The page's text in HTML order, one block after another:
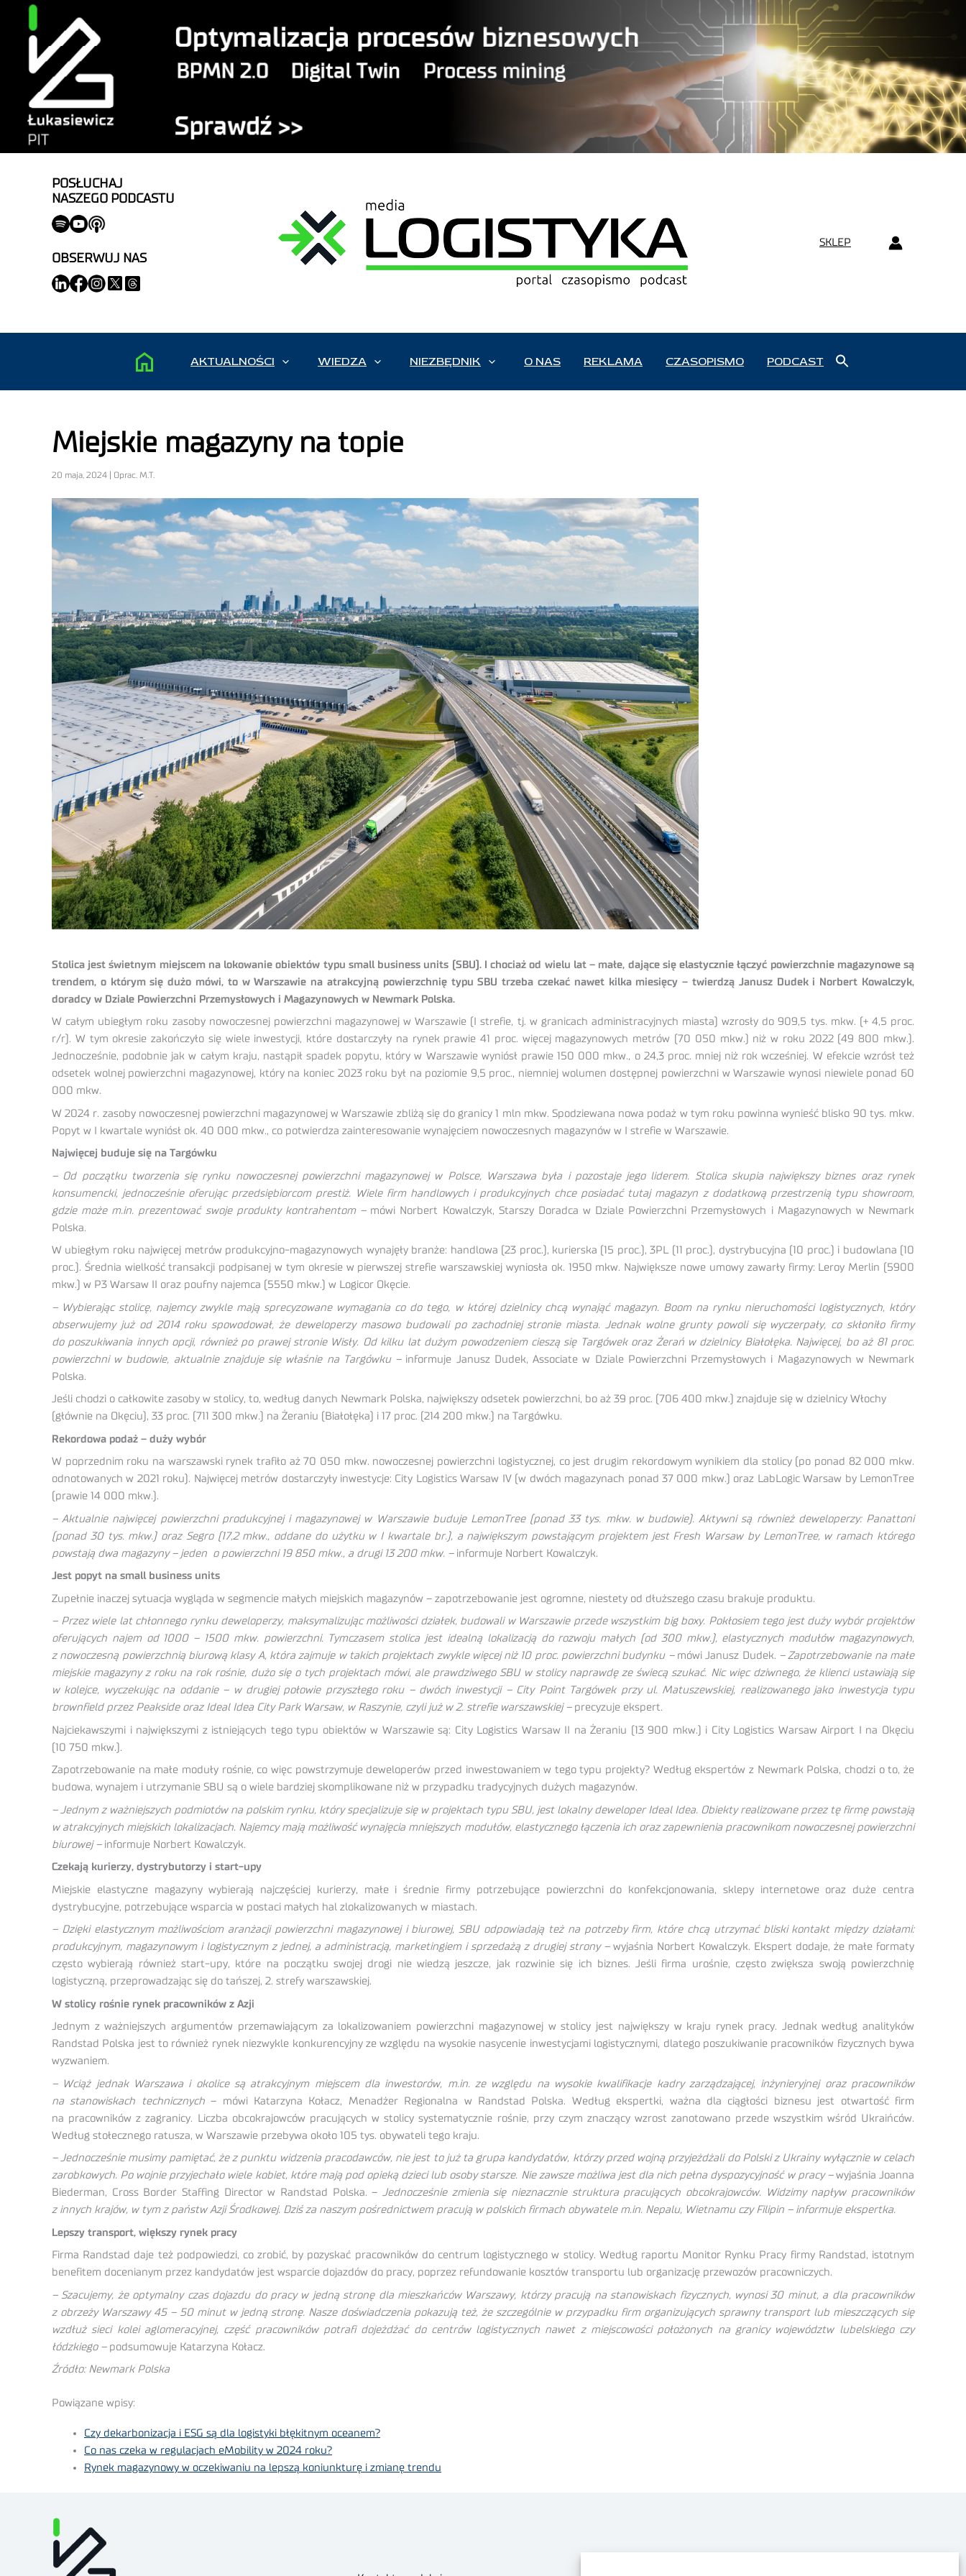
POSŁUCHAJ
NASZEGO PODCASTU
OBSERWUJ NAS
SKLEP
AKTUALNOŚCI WIEDZA NIEZBĘDNIK O NAS REKLAMA CZASOPISMO PODCAST
Miejskie magazyny na topie
20 maja, 2024 | Oprac. M.T.
Stolica jest świetnym miejscem na lokowanie obiektów typu small business units (SBU). I chociaż od wielu lat – małe, dające się elastycznie łączyć powierzchnie magazynowe są
trendem, o którym się dużo mówi, to w Warszawie na atrakcyjną powierzchnię typu SBU trzeba czekać nawet kilka miesięcy – twierdzą Janusz Dudek i Norbert Kowalczyk,
doradcy w Dziale Powierzchni Przemysłowych i Magazynowych w Newmark Polska.
W całym ubiegłym roku zasoby nowoczesnej powierzchni magazynowej w Warszawie (I strefie, tj. w granicach administracyjnych miasta) wzrosły do 909,5 tys. mkw. (+ 4,5 proc.
r/r). W tym okresie zakończyło się wiele inwestycji, które dostarczyły na rynek prawie 41 proc. więcej magazynowych metrów (70 050 mkw.) niż w roku 2022 (49 800 mkw.).
Jednocześnie, podobnie jak w całym kraju, nastąpił spadek popytu, który w Warszawie wyniósł prawie 150 000 mkw., o 24,3 proc. mniej niż rok wcześniej. W efekcie wzrósł też
odsetek wolnej powierzchni magazynowej, który na koniec 2023 roku był na poziomie 9,5 proc., niemniej wolumen dostępnej powierzchni w Warszawie wynosi niewiele ponad 60
000 mkw.
W 2024 r. zasoby nowoczesnej powierzchni magazynowej w Warszawie zbliżą się do granicy 1 mln mkw. Spodziewana nowa podaż w tym roku powinna wynieść blisko 90 tys. mkw.
Popyt w I kwartale wyniósł ok. 40 000 mkw., co potwierdza zainteresowanie wynajęciem nowoczesnych magazynów w I strefie w Warszawie.
Najwięcej buduje się na Targówku
– Od początku tworzenia się rynku nowoczesnej powierzchni magazynowej w Polsce, Warszawa była i pozostaje jego liderem. Stolica skupia największy biznes oraz rynek
konsumencki, jednocześnie oferując przedsiębiorcom prestiż. Wiele firm handlowych i produkcyjnych chce posiadać tutaj magazyn z dodatkową przestrzenią typu showroom,
gdzie może m.in. prezentować swoje produkty kontrahentom –mówi Norbert Kowalczyk, Starszy Doradca w Dziale Powierzchni Przemysłowych i Magazynowych w Newmark
Polska.
W ubiegłym roku najwięcej metrów produkcyjno-magazynowych wynajęły branże: handlowa (23 proc.), kurierska (15 proc.), 3PL (11 proc.), dystrybucyjna (10 proc.) i budowlana (10
proc.). Średnia wielkość transakcji podpisanej w tym okresie w pierwszej strefie warszawskiej wyniosła ok. 1950 mkw. Największe nowe umowy zawarły firmy: Leroy Merlin (5900
mkw.) w P3 Warsaw II oraz poufny najemca (5550 mkw.) w Logicor Okęcie.
– Wybierając stolicę, najemcy zwykle mają sprecyzowane wymagania co do tego, w której dzielnicy chcą wynająć magazyn. Boom na rynku nieruchomości logistycznych, który
obserwujemy już od 2014 roku spowodował, że deweloperzy masowo budowali po zachodniej stronie miasta. Jednak wolne grunty powoli się wyczerpały, co skłoniło firmy
do poszukiwania innych opcji, również po prawej stronie Wisły. Od kilku lat dużym powodzeniem cieszą się Targówek oraz Żerań w dzielnicy Białołęka. Najwięcej, bo aż 81 proc.
powierzchni w budowie, aktualnie znajduje się właśnie na Targówku –informuje Janusz Dudek, Associate w Dziale Powierzchni Przemysłowych i Magazynowych w Newmark
Polska.
Jeśli chodzi o całkowite zasoby w stolicy, to, według danych Newmark Polska, największy odsetek powierzchni, bo aż 39 proc. (706 400 mkw.) znajduje się w dzielnicy Włochy
(głównie na Okęciu), 33 proc. (711 300 mkw.) na Żeraniu (Białołęka) i 17 proc. (214 200 mkw.) na Targówku.
Rekordowa podaż – duży wybór
W poprzednim roku na warszawski rynek trafiło aż 70 050 mkw. nowoczesnej powierzchni logistycznej, co jest drugim rekordowym wynikiem dla stolicy (po ponad 82 000 mkw.
odnotowanych w 2021 roku). Najwięcej metrów dostarczyły inwestycje: City Logistics Warsaw IV (w dwóch magazynach ponad 37 000 mkw.) oraz LabLogic Warsaw by LemonTree
(prawie 14 000 mkw.).
– Aktualnie najwięcej powierzchni produkcyjnej i magazynowej w Warszawie buduje LemonTree (ponad 33 tys. mkw. w budowie). Aktywni są również deweloperzy: Panattoni
(ponad 30 tys. mkw.) oraz Segro (17,2 mkw., oddane do użytku w I kwartale br.), a największym powstającym projektem jest Fresh Warsaw by LemonTree, w ramach którego
powstają dwa magazyny – jeden o powierzchni 19 850 mkw., a drugi 13 200 mkw. –informuje Norbert Kowalczyk.
Jest popyt na small business units
Zupełnie inaczej sytuacja wygląda w segmencie małych miejskich magazynów – zapotrzebowanie jest ogromne, niestety od dłuższego czasu brakuje produktu.
– Przez wiele lat chłonnego rynku deweloperzy, maksymalizując możliwości działek, budowali w Warszawie przede wszystkim big boxy. Pokłosiem tego jest duży wybór projektów
oferujących najem od 1000 – 1500 mkw. powierzchni. Tymczasem stolica jest idealną lokalizacją do rozwoju małych (od 300 mkw.), elastycznych modułów magazynowych,
z nowoczesną powierzchnią biurową klasy A, która zajmuje w takich projektach zwykle więcej niż 10 proc. powierzchni budynku –mówi Janusz Dudek. –Zapotrzebowanie na małe
miejskie magazyny z roku na rok rośnie, dużo się o tych projektach mówi, ale prawdziwego SBU w stolicy naprawdę ze świecą szukać. Nic więc dziwnego, że klienci ustawiają się
w kolejce, wyczekując na oddanie – w drugiej połowie przyszłego roku – dwóch inwestycji – City Point Targówek przy ul. Matuszewskiej, realizowanego jako inwestycja typu
brownfield przez Peakside oraz Ideal Idea City Park Warsaw, w Raszynie, czyli już w 2. strefie warszawskiej –precyzuje ekspert.
Najciekawszymi i największymi z istniejących tego typu obiektów w Warszawie są: City Logistics Warsaw II na Żeraniu (13 900 mkw.) i City Logistics Warsaw Airport I na Okęciu
(10 750 mkw.).
Zapotrzebowanie na małe moduły rośnie, co więc powstrzymuje deweloperów przed inwestowaniem w tego typu projekty? Według ekspertów z Newmark Polska, chodzi o to, że
budowa, wynajem i utrzymanie SBU są o wiele bardziej skomplikowane niż w przypadku tradycyjnych dużych magazynów.
– Jednym z ważniejszych podmiotów na polskim rynku, który specjalizuje się w projektach typu SBU, jest lokalny deweloper Ideal Idea. Obiekty realizowane przez tę firmę powstają
w atrakcyjnych miejskich lokalizacjach. Najemcy mają możliwość wynajęcia mniejszych modułów, elastycznego łączenia ich oraz zapewnienia pracownikom nowoczesnej powierzchni
biurowej –informuje Norbert Kowalczyk.
Czekają kurierzy, dystrybutorzy i start-upy
Miejskie elastyczne magazyny wybierają najczęściej kurierzy, małe i średnie firmy potrzebujące powierzchni do konfekcjonowania, sklepy internetowe oraz duże centra
dystrybucyjne, potrzebujące wsparcia w postaci małych hal zlokalizowanych w miastach.
– Dzięki elastycznym możliwościom aranżacji powierzchni magazynowej i biurowej, SBU odpowiadają też na potrzeby firm, które chcą utrzymać bliski kontakt między działami:
produkcyjnym, magazynowym i logistycznym z jednej, a administracją, marketingiem i sprzedażą z drugiej strony –wyjaśnia Norbert Kowalczyk. Ekspert dodaje, że małe formaty
często wybierają również start-upy, które na początku swojej drogi nie wiedzą jeszcze, jak rozwinie się ich biznes. Jeśli firma urośnie, często zwiększa swoją powierzchnię
logistyczną, przeprowadzając się do tańszej, 2. strefy warszawskiej.
W stolicy rośnie rynek pracowników z Azji
Jednym z ważniejszych argumentów przemawiającym za lokalizowaniem powierzchni magazynowej w stolicy jest największy w kraju rynek pracy. Jednak według analityków
Randstad Polska jest to również rynek niezwykle konkurencyjny ze względu na wysokie nasycenie inwestycjami logistycznymi, dlatego poszukiwanie pracowników fizycznych bywa
wyzwaniem.
–Wciąż jednak Warszawa i okolice są atrakcyjnym miejscem dla inwestorów, m.in. ze względu na wysokie kwalifikacje kadry zarządzającej, inżynieryjnej oraz pracowników
na stanowiskach technicznych– mówi Katarzyna Kołacz, Menadżer Regionalna w Randstad Polska. Według ekspertki, ważna dla ciągłości biznesu jest otwartość firm
na pracowników z zagranicy. Liczba obcokrajowców pracujących w stolicy systematycznie rośnie, przy czym znaczący wzrost zanotowano przede wszystkim wśród Ukraińców.
Według stołecznego ratusza, w Warszawie przebywa około 105 tys. obywateli tego kraju.
– Jednocześnie musimy pamiętać, że z punktu widzenia pracodawców, nie jest to już ta grupa kandydatów, którzy przed wojną przyjeżdżali do Polski z Ukrainy wyłącznie w celach
zarobkowych. Po wojnie przyjechało wiele kobiet, które mają pod opieką dzieci lub osoby starsze. Nie zawsze możliwa jest dla nich pełna dyspozycyjność w pracy –wyjaśnia Joanna
Biederman, Cross Border Staffing Director w Randstad Polska. – Jednocześnie zmienia się nieznacznie struktura pracujących obcokrajowców. Widzimy napływ pracowników
z innych krajów, w tym z państw Azji Środkowej. Dziś za naszym pośrednictwem pracują w polskich firmach obywatele m.in. Nepalu, Wietnamu czy Filipin – informuje ekspertka.
Lepszy transport, większy rynek pracy
Firma Randstad daje też podpowiedzi, co zrobić, by pozyskać pracowników do centrum logistycznego w stolicy. Według raportu Monitor Rynku Pracy firmy Randstad, istotnym
benefitem docenianym przez kandydatów jest wsparcie dojazdów do pracy, poprzez refundowanie kosztów transportu lub organizację przewozów pracowniczych.
– Szacujemy, że optymalny czas dojazdu do pracy w jedną stronę dla mieszkańców Warszawy, którzy pracują na stanowiskach fizycznych, wynosi 30 minut, a dla pracowników
z obrzeży Warszawy 45 – 50 minut w jedną stronę. Nasze doświadczenia pokazują też, że szczególnie w przypadku firm organizujących sprawny transport lub mieszczących się
wzdłuż sieci kolei aglomeracyjnej, część pracowników potrafi dojeżdżać do centrów logistycznych nawet z miejscowości położonych na granicy województw lubelskiego czy
łódzkiego –podsumowuje Katarzyna Kołacz.
Źródło: Newmark Polska
Powiązane wpisy:
Czy dekarbonizacja i ESG są dla logistyki błękitnym oceanem?
Co nas czeka w regulacjach eMobility w 2024 roku?
Rynek magazynowy w oczekiwaniu na lepszą koniunkturę i zmianę trendu